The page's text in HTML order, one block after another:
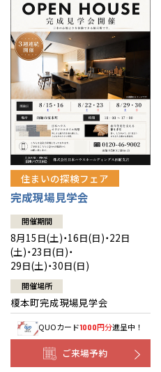
木材調達指針
グループ会社紹介
CMギャラリー
採用情報
住まいの探検フェア
完成現場見学会
開催期間
8月15日(土)・16日(日)・22日
(土)・23日(日)・
29日(土)・30日(日)
開催場所
榎本町完成現場見学会
QUOカード1000円分進呈中！
ご来場予約